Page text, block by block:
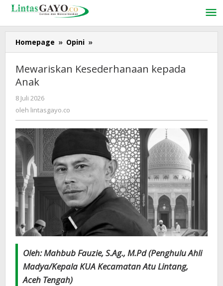
Lewati
konten
Homepage » Opini »
Kesederhanaan
kepada
Anak
Mewariskan Kesederhanaan kepada
Anak
8 Juli 2026
lintasgayo.co
oleh lintasgayo.co
Oleh: Mahbub Fauzie, S.Ag., M.Pd (Penghulu Ahli
Madya/Kepala KUA Kecamatan Atu Lintang,
Aceh Tengah)